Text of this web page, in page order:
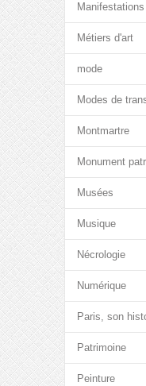
Métiers d'art
mode
Modes de
Montmartre
Monument
Musées
Musique
Nécrologie
Numérique
Paris, son
Patrimoine
Peinture